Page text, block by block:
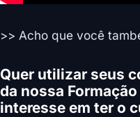
>> Acho que você
Quer utilizar seus
da nossa
interesse em ter o